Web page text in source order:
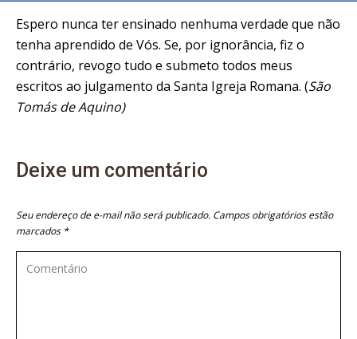
Espero nunca ter ensinado nenhuma verdade que não
tenha aprendido de Vós. Se, por ignorância, fiz o
contrário, revogo tudo e submeto todos meus
escritos ao julgamento da Santa Igreja Romana. (São
Tomás de Aquino)
Deixe um comentário
Seu endereço de e-mail não será publicado. Campos obrigatórios estão
marcados *
Comentário